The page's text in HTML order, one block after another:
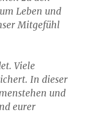
Leben und
Mitgefühl
Viele
In dieser
und
eurer